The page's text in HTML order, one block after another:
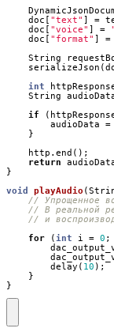
doc [ "text" ] =
doc [ "voice" ] =
doc [ "format" ] =
String
serializeJson (
int
String
if
(
audioData
=
}
http . end ();
return
}
void
playAudio (
for
( int i = 0 ;
delay ( 10 );
}
}